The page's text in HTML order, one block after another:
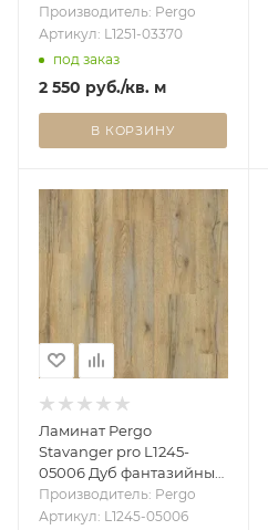
м2)
Производитель: Pergo
Артикул: L1251-03370
под заказ
2 550 руб./кв. м
В КОРЗИНУ
Ламинат Pergo
Stavanger pro L1245-
05006 Дуб фантазийный
(2,306м2)
Производитель: Pergo
Артикул: L1245-05006